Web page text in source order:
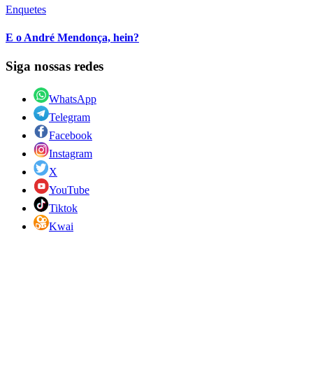
Enquetes
E o André Mendonça, hein?
Siga nossas redes
WhatsApp
Telegram
Facebook
Instagram
X
YouTube
Tiktok
Kwai